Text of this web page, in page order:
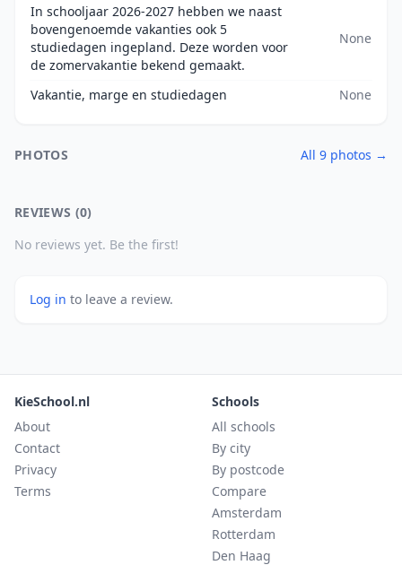
In schooljaar 2026-2027 hebben we naast
bovengenoemde vakanties ook 5
studiedagen ingepland. Deze worden voor
de zomervakantie bekend gemaakt.
None
Vakantie, marge en studiedagen None
PHOTOS All 9 photos →
REVIEWS (0)
No reviews yet. Be the first!
Log in to leave a review.
KieSchool.nl
About
Contact
Privacy
Terms
Schools
All schools
By city
By postcode
Compare
Amsterdam
Rotterdam
Den Haag